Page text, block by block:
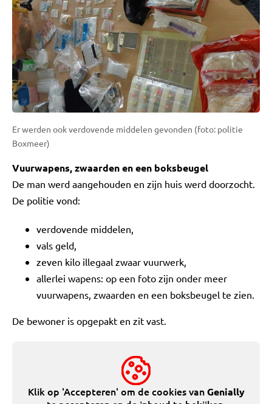
Er werden ook verdovende middelen gevonden (foto: politie
Boxmeer)
Vuurwapens, zwaarden en een boksbeugel
De man werd aangehouden en zijn huis werd doorzocht.
De politie vond:
verdovende middelen,
vals geld,
zeven kilo illegaal zwaar vuurwerk,
allerlei wapens: op een foto zijn onder meer
vuurwapens, zwaarden en een boksbeugel te zien.
De bewoner is opgepakt en zit vast.
Klik op 'Accepteren' om de cookies vanGenially